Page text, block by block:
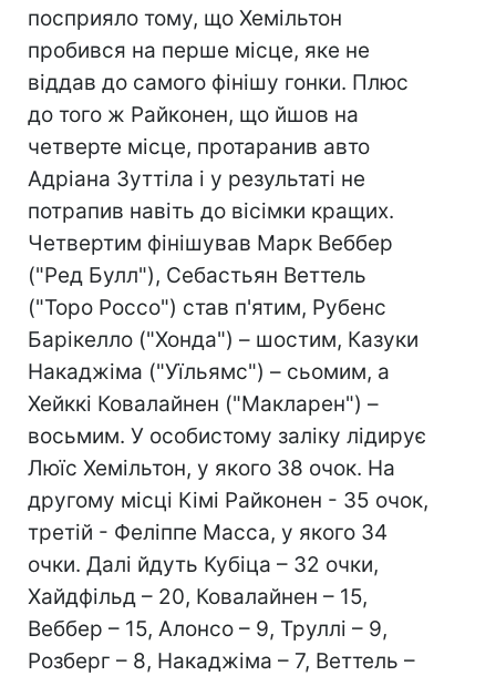
посприяло тому, що Хемільтон
пробився на перше місце, яке не
віддав до самого фінішу гонки. Плюс
до того ж Райконен, що йшов на
четверте місце, протаранив авто
Адріана Зуттіла і у результаті не
потрапив навіть до вісімки кращих.
Четвертим фінішував Марк Веббер
("Ред Булл"), Себастьян Веттель
("Торо Россо") став п'ятим, Рубенс
Барікелло ("Хонда") – шостим, Казуки
Накаджіма ("Уїльямс") – сьомим, а
Хейккі Ковалайнен ("Макларен") –
восьмим. У особистому заліку лідирує
Люїс Хемільтон, у якого 38 очок. На
другому місці Кімі Райконен - 35 очок,
третій - Феліппе Масса, у якого 34
очки. Далі йдуть Кубіца – 32 очки,
Хайдфільд – 20, Ковалайнен – 15,
Веббер – 15, Алонсо – 9, Труллі – 9,
Розберг – 8, Накаджіма – 7, Веттель –